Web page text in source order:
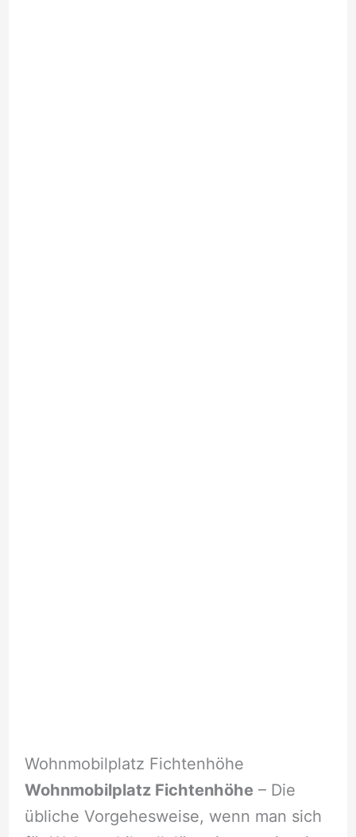
Wohnmobilplatz Fichtenhöhe
Wohnmobilplatz Fichtenhöhe– Die
übliche Vorgehesweise, wenn man sich